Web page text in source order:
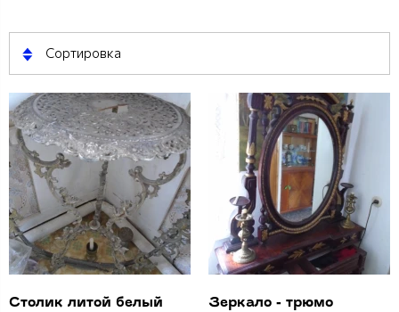
Сортировка
Столик литой белый
Зеркало - трюмо